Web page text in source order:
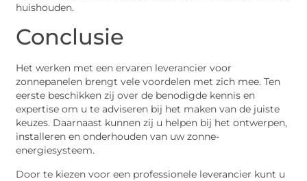
huishouden.
Conclusie
Het werken met een ervaren leverancier voor
zonnepanelen brengt vele voordelen met zich mee. Ten
eerste beschikken zij over de benodigde kennis en
expertise om u te adviseren bij het maken van de juiste
keuzes. Daarnaast kunnen zij u helpen bij het ontwerpen,
installeren en onderhouden van uw zonne-
energiesysteem.
Door te kiezen voor een professionele leverancier kunt u